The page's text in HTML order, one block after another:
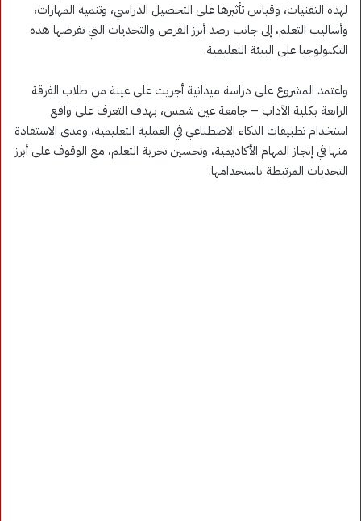
لهذه التقنيات، وقياس تأثيرها على التحصيل الدراسي، وتنمية المهارات،
وأساليب التعلم، إلى جانب رصد أبرز الفرص والتحديات التي تفرضها هذه
التكنولوجيا على البيئة التعليمية.
واعتمد المشروع على دراسة ميدانية أجريت على عينة من طلاب الفرقة
الرابعة بكلية الآداب – جامعة عين شمس، بهدف التعرف على واقع
استخدام تطبيقات الذكاء الاصطناعي في العملية التعليمية، ومدى الاستفادة
منها في إنجاز المهام الأكاديمية، وتحسين تجربة التعلم، مع الوقوف على أبرز
التحديات المرتبطة باستخدامها.